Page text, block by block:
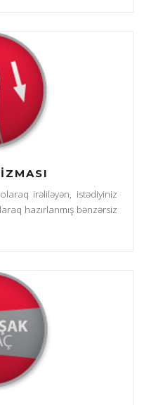
irəliləyən, istədiyiniz
hazırlanmış bənzərsiz